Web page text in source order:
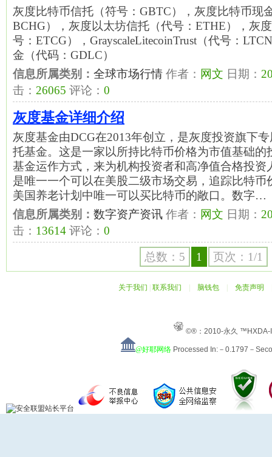
灰度比特币信托（符号：GBTC），灰度比特币现
BCHG），灰度以太坊信托（代号：ETHE），灰
号：ETCG），GrayscaleLitecoinTrust（代号：
金（代码：GDLC）
信息所属类别： 全球市场行情 作者： 网文 日期：
击： 26065 评论： 0
灰度基金详细介绍
灰度基金由DCG在2013年创立，是灰度投资旗下
托基金。这是一家以所持比特币价格为市值基础的
基金运作方式，来为机构投资者和高净值合格投资
是唯一一个可以在美股二级市场交易，追踪比特币
美国养老计划中唯一可以买比特币的敞口。数字…
信息所属类别： 数字资产资讯 作者： 网文 日期：
击： 13614 评论： 0
总数：5 1 页次：1/1
关于我们 联系我们 脑钱包 免责声明
©®：2010-永久
@好耶网络 Processed In:－0.1797－